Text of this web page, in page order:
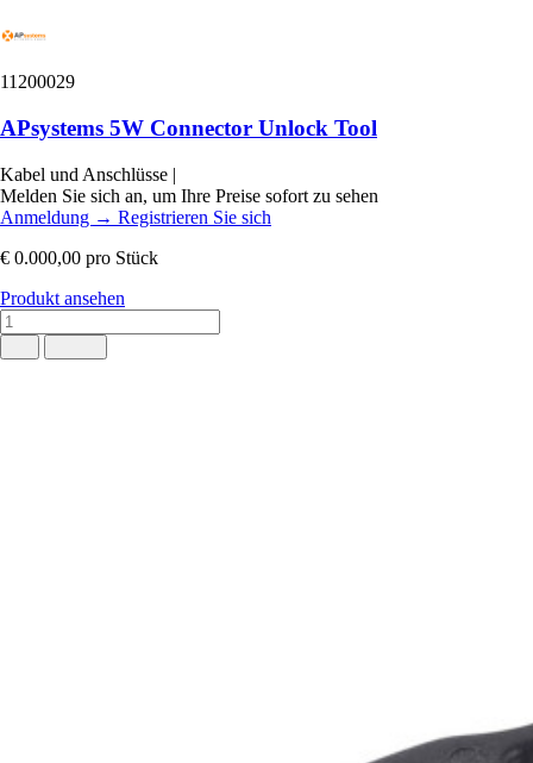
11200029
APsystems 5W Connector Unlock Tool
Kabel und Anschlüsse |
Melden Sie sich an, um Ihre Preise sofort zu sehen
Anmeldung → Registrieren Sie sich
€ 0.000,00 pro Stück
Produkt ansehen